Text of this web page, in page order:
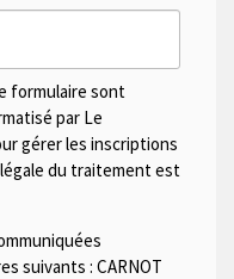
formulaire sont
par Le
gérer les inscriptions
du traitement est
suivants : CARNOT